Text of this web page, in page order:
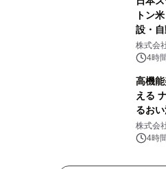
トン
設・
を牽引
株式会
4時
高機
える
るお
よりリ
イスト
株式会
4時